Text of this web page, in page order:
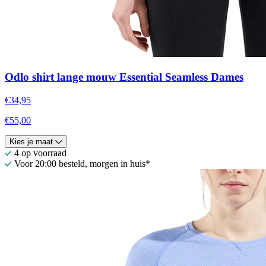
Odlo shirt lange mouw Essential Seamless Dames
€34,95
€55,00
Kies je maat
4 op voorraad
Voor 20:00 besteld, morgen in huis*